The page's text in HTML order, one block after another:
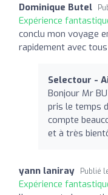
Dominique Butel
Expérience
conclu mon voyage
rapidement avec
Selectour -
Bonjour Mr
pris le temps
compte
et à très
yann laniray Publié
Expérience